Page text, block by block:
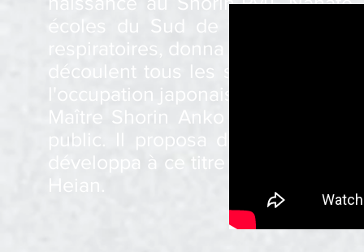
écoles du Sud de la Chine
respiratoires, donna naissance au
découlent tous les styles de
l'occupation japonaise en 1868,
Maître Shorin Anko Itosu fut le
public. Il proposa de l'introduire
développa à ce titre cinq
Heian.